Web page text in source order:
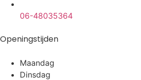
06-48035364
Openingstijden
Maandag
Dinsdag